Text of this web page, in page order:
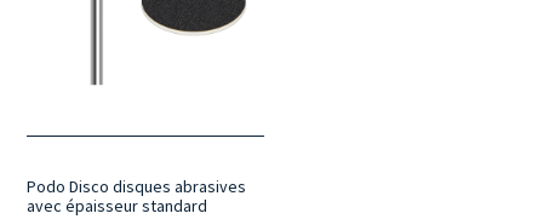
Podo Disco disques abrasives
avec épaisseur standard